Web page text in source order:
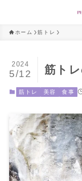
ホーム 筋トレ
筋ト
2024
5/12
筋トレ 美容 食事